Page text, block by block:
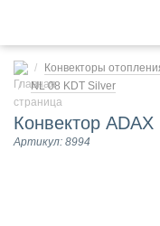
Конвекторы
NL 08 KDT Silver
Конвектор
Артикул: 8994